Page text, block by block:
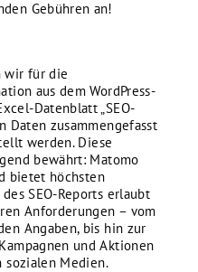
Gebühren an!
wir für die
aus dem WordPress-
Datenblatt „SEO-
Daten zusammengefasst
werden. Diese
bewährt: Matomo
bietet höchsten
SEO-Reports erlaubt
Anforderungen – vom
Angaben, bis hin zur
und Aktionen
sozialen Medien.